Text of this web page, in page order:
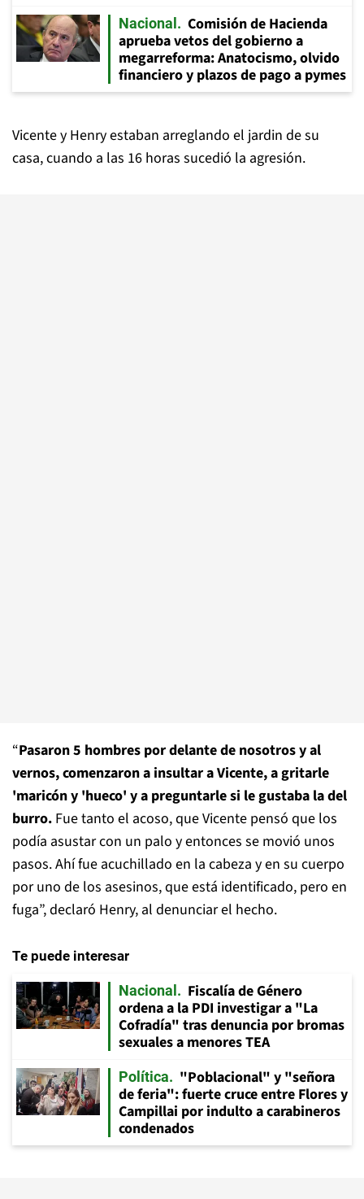
Nacional
Comisión de Hacienda
aprueba vetos del gobierno a
megarreforma: Anatocismo, olvido
financiero y plazos de pago a pymes
Vicente y Henry estaban arreglando el jardin de su
casa, cuando a las 16 horas sucedió la agresión.
“Pasaron 5 hombres por delante de nosotros y al
vernos, comenzaron a insultar a Vicente, a gritarle
'maricón y 'hueco' y a preguntarle si le gustaba la del
burro. Fue tanto el acoso, que Vicente pensó que los
podía asustar con un palo y entonces se movió unos
pasos. Ahí fue acuchillado en la cabeza y en su cuerpo
por uno de los asesinos, que está identificado, pero en
fuga”, declaró Henry, al denunciar el hecho.
Te puede interesar
Nacional
Fiscalía de Género
ordena a la PDI investigar a "La
Cofradía" tras denuncia por bromas
sexuales a menores TEA
Política
"Poblacional" y "señora
de feria": fuerte cruce entre Flores y
Campillai por indulto a carabineros
condenados